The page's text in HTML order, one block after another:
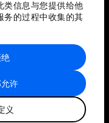
类信息与您提供给他
务的过程中收集的其
许
义
New Course for
坛